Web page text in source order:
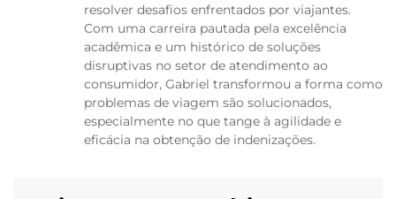
resolver desafios enfrentados por viajantes.
Com uma carreira pautada pela excelência
acadêmica e um histórico de soluções
disruptivas no setor de atendimento ao
consumidor, Gabriel transformou a forma como
problemas de viagem são solucionados,
especialmente no que tange à agilidade e
eficácia na obtenção de indenizações.